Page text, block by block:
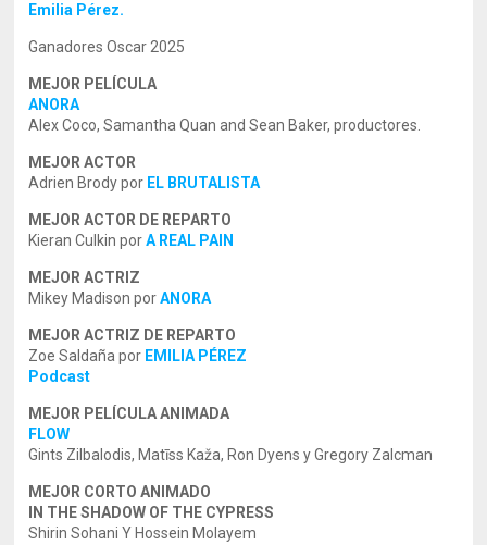
Emilia Pérez.
Ganadores Oscar 2025
MEJOR PELÍCULA
ANORA
Alex Coco, Samantha Quan and Sean Baker, productores.
MEJOR ACTOR
Adrien Brody por EL BRUTALISTA
MEJOR ACTOR DE REPARTO
Kieran Culkin porA REAL PAIN
MEJOR ACTRIZ
Mikey Madison porANORA
MEJOR ACTRIZ DE REPARTO
Zoe Saldaña por EMILIA PÉREZ
Podcast
MEJOR PELÍCULA ANIMADA
FLOW
Gints Zilbalodis, Matīss Kaža, Ron Dyens y Gregory Zalcman
MEJOR CORTO ANIMADO
IN THE SHADOW OF THE CYPRESS
Shirin Sohani Y Hossein Molayem